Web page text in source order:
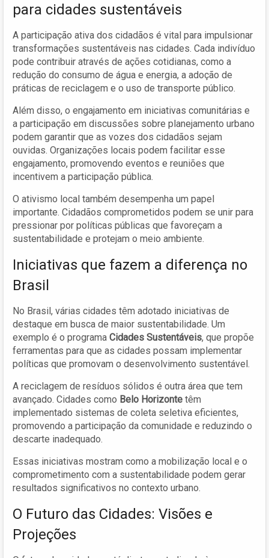
para cidades sustentáveis
A participação ativa dos cidadãos é vital para impulsionar
transformações sustentáveis nas cidades. Cada indivíduo
pode contribuir através de ações cotidianas, como a
redução do consumo de água e energia, a adoção de
práticas de reciclagem e o uso de transporte público.
Além disso, o engajamento em iniciativas comunitárias e
a participação em discussões sobre planejamento urbano
podem garantir que as vozes dos cidadãos sejam
ouvidas. Organizações locais podem facilitar esse
engajamento, promovendo eventos e reuniões que
incentivem a participação pública.
O ativismo local também desempenha um papel
importante. Cidadãos comprometidos podem se unir para
pressionar por políticas públicas que favoreçam a
sustentabilidade e protejam o meio ambiente.
Iniciativas que fazem a diferença no
Brasil
No Brasil, várias cidades têm adotado iniciativas de
destaque em busca de maior sustentabilidade. Um
exemplo é o programa Cidades Sustentáveis, que propõe
ferramentas para que as cidades possam implementar
políticas que promovam o desenvolvimento sustentável.
A reciclagem de resíduos sólidos é outra área que tem
avançado. Cidades como Belo Horizonte têm
implementado sistemas de coleta seletiva eficientes,
promovendo a participação da comunidade e reduzindo o
descarte inadequado.
Essas iniciativas mostram como a mobilização local e o
comprometimento com a sustentabilidade podem gerar
resultados significativos no contexto urbano.
O Futuro das Cidades: Visões e
Projeções